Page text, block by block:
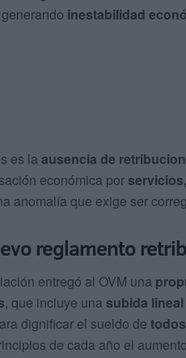
inestabilidad
es la ausencia de
económica por
anomalía que exige ser
reglamento
entregó al OVM una
, que incluye una subida
dignificar el sueldo de todos
de cada año el